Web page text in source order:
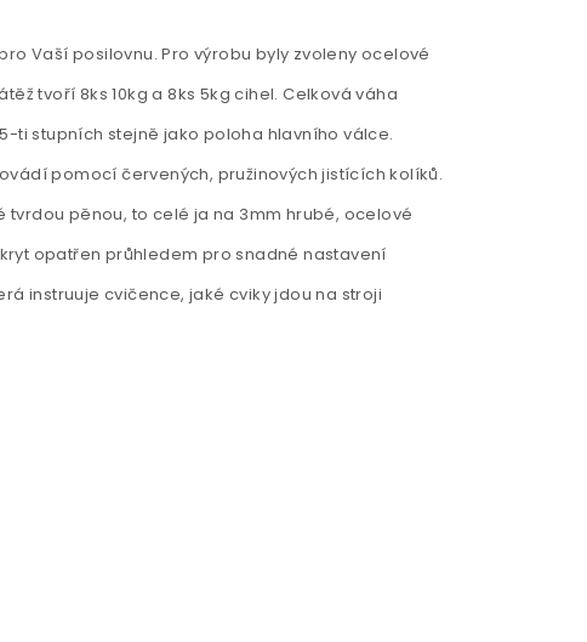
Vaší posilovnu. Pro výrobu byly zvoleny ocelové
tvoří 8ks 10kg a 8ks 5kg cihel. Celková váha
ti stupních stejně jako poloha hlavního válce.
pomocí červených, pružinových jistících kolíků.
tvrdou pěnou, to celé ja na 3mm hrubé, ocelové
opatřen průhledem pro snadné nastavení
instruuje cvičence, jaké cviky jdou na stroji